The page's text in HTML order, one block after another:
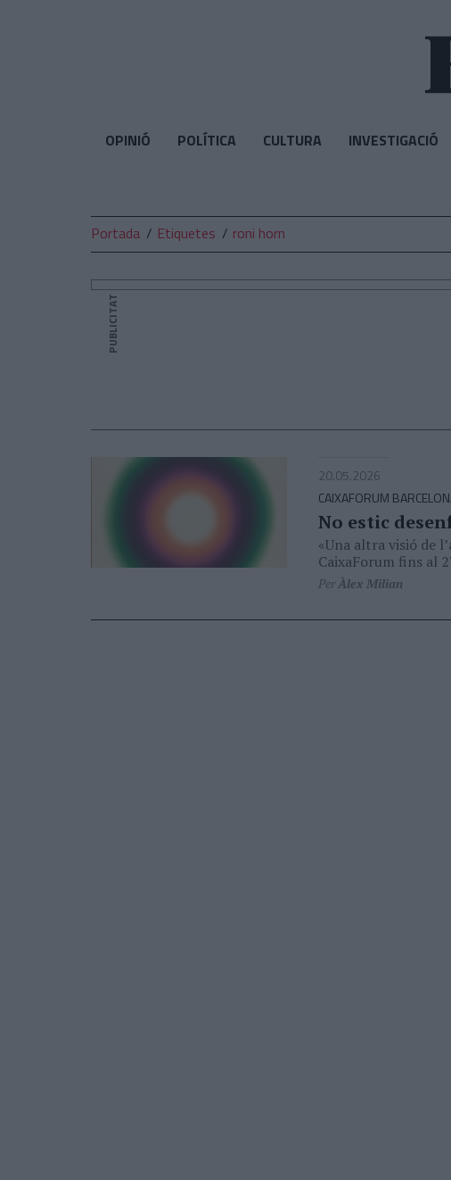
OPINIÓ POLÍTICA CULTURA INVESTIGACIÓ
Portada Etiquetes roni horn
PUBLICITAT
20.05.2026
CAIXAFORUM
No estic
«Una altra visió de
CaixaForum fins al
PerÀlex Milian